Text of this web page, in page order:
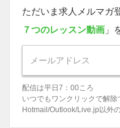
ただいま求人メルマガ
７つのレッスン動画 」
配信は平日7：00ころ
いつでもワンクリックで解除
Hotmail/Outlook/Live.jp以外